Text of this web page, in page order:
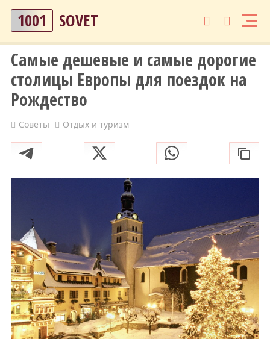
1001 SOVET
Самые дешевые и самые дорогие
столицы Европы для поездок на
Рождество
Советы Отдых и туризм